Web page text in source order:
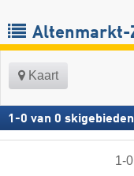
Altenmarkt-
Kaart
1 -0 van 0 skigebieden
1-0